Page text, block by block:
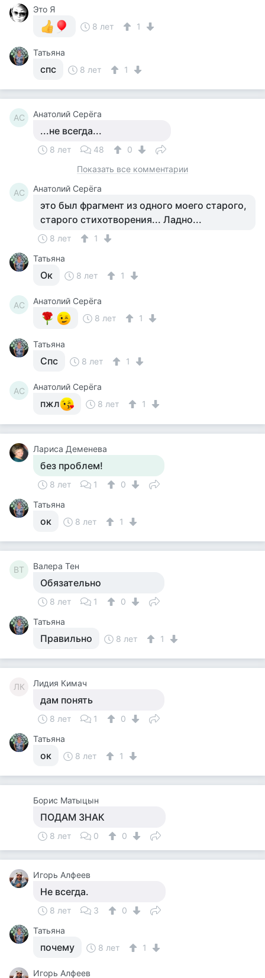
Это Я
8 лет
1
Татьяна
спс 8 лет 1
АС Анатолий Серёга
...не всегда...
8 лет 48
0
Показать все комментарии
АС Анатолий Серёга
это был фрагмент из одного моего старого,
старого стихотворения... Ладно...
8 лет
1
Татьяна
Ок 8 лет 1
АС
Анатолий Серёга
8 лет
1
Татьяна
Спс 8 лет 1
АС Анатолий Серёга
пжл 8 лет 1
Лариса Деменева
без проблем!
8 лет 1
0
Татьяна
ок 8 лет 1
ВТ Валера Тен
Обязательно
8 лет 1
0
Татьяна
Правильно 8 лет 1
ЛК Лидия Кимач
дам понять
8 лет 1
0
Татьяна
ок 8 лет 1
Борис Матыцын
ПОДАМ ЗНАК
8 лет 0 0
Игорь Алфеев
Не всегда.
8 лет 3
0
Татьяна
почему 8 лет 1
Игорь Алфеев